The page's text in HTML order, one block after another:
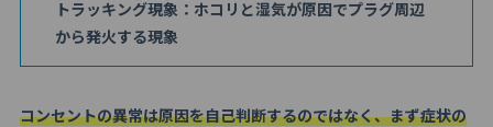
トラッキング現象：ホコリと湿気が原因でプラグ周辺
から発火する現象
コンセントの異常は原因を自己判断するのではなく、まず症状の